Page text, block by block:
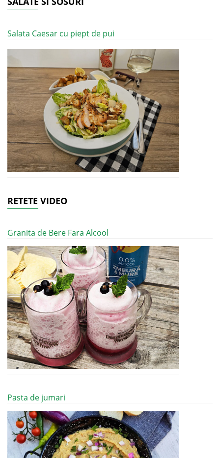
Salata Caesar cu piept de pui
RETETE VIDEO
Granita de Bere Fara Alcool
Pasta de jumari